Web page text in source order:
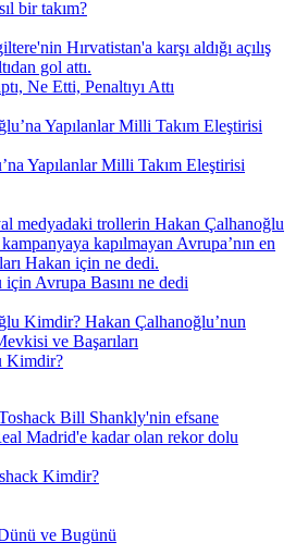
bir takım?
Ne Etti, Penaltıyı Attı
Yapılanlar Milli Takım Eleştirisi
Avrupa Basını ne dedi
Kimdir?
Kimdir?
ve Bugünü